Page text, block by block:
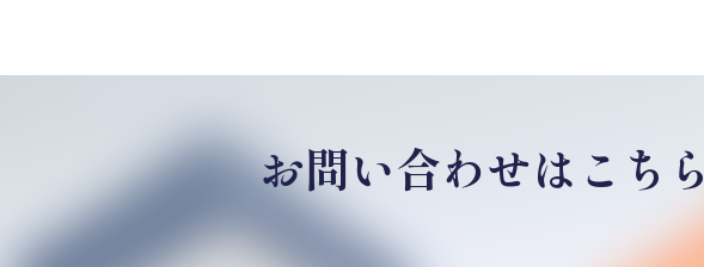
お問い合わせはこちら